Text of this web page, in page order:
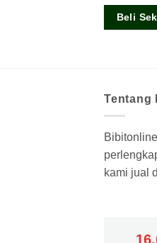
Beli
Tentang
kami jual